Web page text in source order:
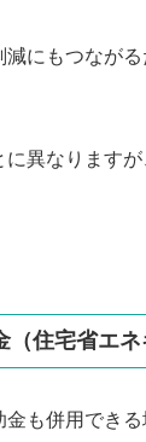
減にもつなが
に異なります
住宅省エネ
も併用できる